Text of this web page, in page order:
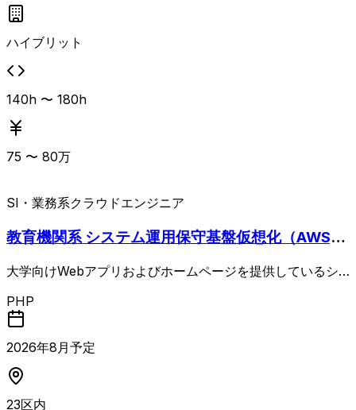
ハイブリット
140h 〜 180h
75 〜 80万
SI・業務系クラウドエンジニア
教育機関系 システム運用保守基盤仮想化（AWS,V
大学向けWebアプリおよびホームページを提供しているシ
運用を行う案件。 現行のVMware基盤から次期AWS基盤へ
の構築・移行対応に加え、仮想サーバ払い出しや基盤メンテ
ナンスなどの問い合わせ対応・エンハンス対応を担当しま
す。 基本的には既存の運用手順書に沿って作業を行います
が、初回作業時には新規の手順書作成も発生します。 AWS
PHP
2026年8 月予定
23区内